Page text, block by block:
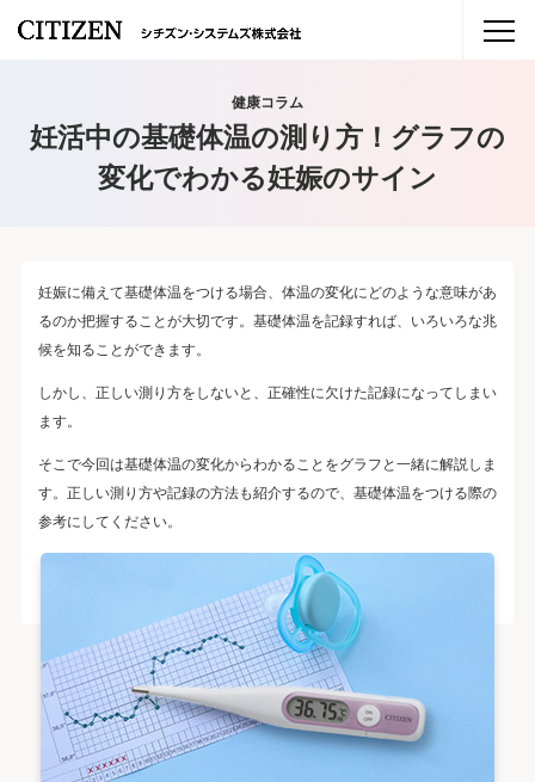
健康コラム
妊活中の基礎体温の測り方！グラフの
変化でわかる妊娠のサイン
妊娠に備えて基礎体温をつける場合、体温の変化にどのような意味があ
るのか把握することが大切です。基礎体温を記録すれば、いろいろな兆
候を知ることができます。
しかし、正しい測り方をしないと、正確性に欠けた記録になってしまい
ます。
そこで今回は基礎体温の変化からわかることをグラフと一緒に解説しま
す。正しい測り方や記録の方法も紹介するので、基礎体温をつける際の
参考にしてください。